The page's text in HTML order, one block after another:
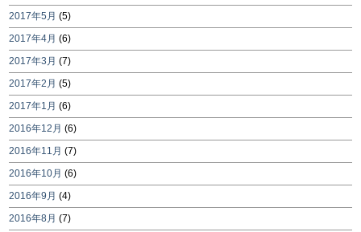
2017年5月 (5)
2017年4月 (6)
2017年3月 (7)
2017年2月 (5)
2017年1月 (6)
2016年12月 (6)
2016年11月 (7)
2016年10月 (6)
2016年9月 (4)
2016年8月 (7)